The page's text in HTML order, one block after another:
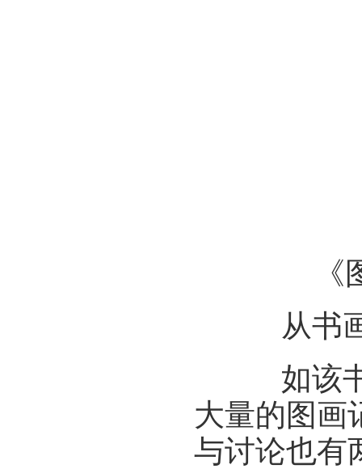
从书画
如该书
大量的图画
与讨论也有